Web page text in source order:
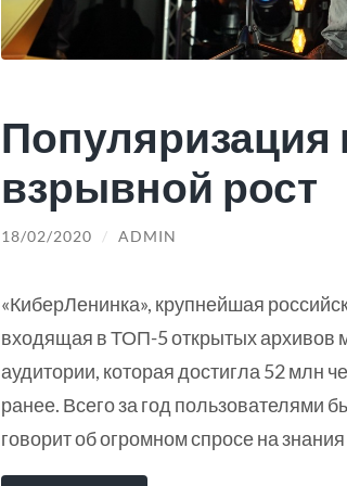
Популяризация
взрывной рост
18/02/2020 / ADMIN
«КиберЛенинка», крупнейшая
входящая в ТОП-5 открытых архивов
аудитории, которая достигла 52 млн
ранее. Всего за год пользователями
говорит об огромном спросе на